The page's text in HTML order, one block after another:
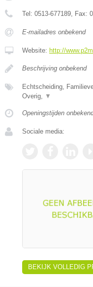
Tel: 0513-677189, Fax:
E-mailadres onbekend
Website: http://
Beschrijving onbekend
Echtscheiding,
Overig, ▼
Openingstijden
Sociale media:
BEKIJK VOLLEDIG